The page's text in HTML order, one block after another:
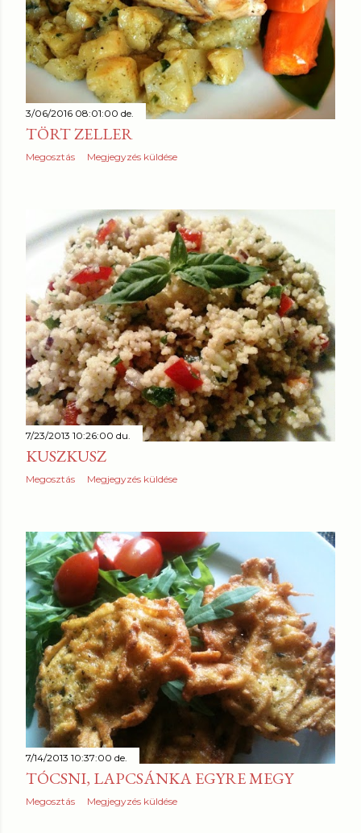
3/06/2016 08:01:00 de.
TÖRT ZELLER
Megosztás Megjegyzés küldése
7/23/2013 10:26:00 du.
KUSZKUSZ
Megosztás Megjegyzés küldése
7/14/2013 10:37:00 de.
TÓCSNI, LAPCSÁNKA EGYRE MEGY
Megosztás Megjegyzés küldése